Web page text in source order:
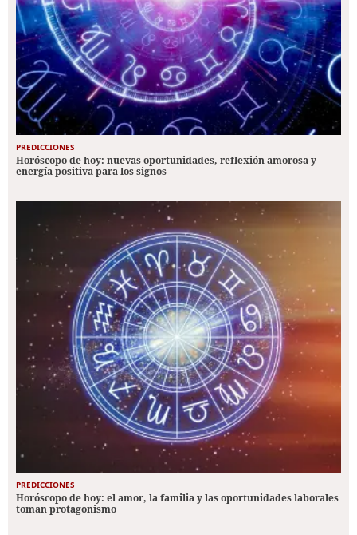
PREDICCIONES
Horóscopo de hoy: nuevas oportunidades, reflexión amorosa y
energía positiva para los signos
PREDICCIONES
Horóscopo de hoy: el amor, la familia y las oportunidades laborales
toman protagonismo